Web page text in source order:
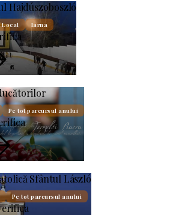
Hajdúszoboszló
Local Iarna
Pe tot parcursul anului
Sfântul László
Pe tot parcursul anului